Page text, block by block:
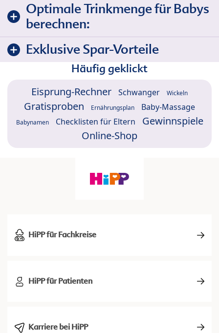
Optimale Trinkmenge für Babys
berechnen:
Exklusive Spar-Vorteile
Häufig geklickt
Eisprung-Rechner Schwanger Wickeln
Gratisproben Ernährungsplan Baby-Massage
Babynamen Checklisten für Eltern
Gewinnspiele
Online-Shop
HiPP für Fachkreise
HiPP für Patienten
Karriere bei HiPP